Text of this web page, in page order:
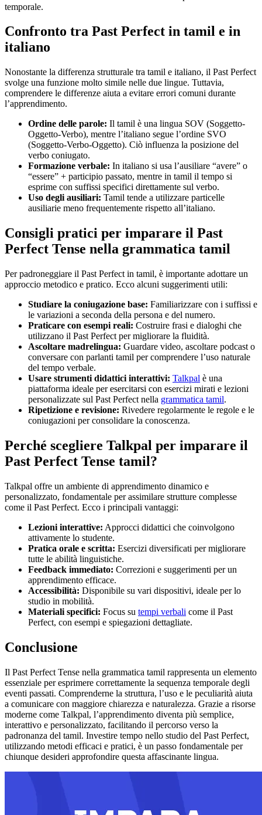
temporale.
Confronto tra Past Perfect in tamil e in
italiano
Nonostante la differenza strutturale tra tamil e italiano, il Past Perfect
svolge una funzione molto simile nelle due lingue. Tuttavia,
comprendere le differenze aiuta a evitare errori comuni durante
l’apprendimento.
Ordine delle parole: Il tamil è una lingua SOV (Soggetto-
Oggetto-Verbo), mentre l’italiano segue l’ordine SVO
(Soggetto-Verbo-Oggetto). Ciò influenza la posizione del
verbo coniugato.
Formazione verbale: In italiano si usa l’ausiliare “avere” o
“essere” + participio passato, mentre in tamil il tempo si
esprime con suffissi specifici direttamente sul verbo.
Uso degli ausiliari: Tamil tende a utilizzare particelle
ausiliarie meno frequentemente rispetto all’italiano.
Consigli pratici per imparare il Past
Perfect Tense nella grammatica tamil
Per padroneggiare il Past Perfect in tamil, è importante adottare un
approccio metodico e pratico. Ecco alcuni suggerimenti utili:
Studiare la coniugazione base: Familiarizzare con i suffissi e
le variazioni a seconda della persona e del numero.
Praticare con esempi reali: Costruire frasi e dialoghi che
utilizzano il Past Perfect per migliorare la fluidità.
Ascoltare madrelingua: Guardare video, ascoltare podcast o
conversare con parlanti tamil per comprendere l’uso naturale
del tempo verbale.
Usare strumenti didattici interattivi: Talkpal è una
piattaforma ideale per esercitarsi con esercizi mirati e lezioni
personalizzate sul Past Perfect nella grammatica tamil.
Ripetizione e revisione: Rivedere regolarmente le regole e le
coniugazioni per consolidare la conoscenza.
Perché scegliere Talkpal per imparare il
Past Perfect Tense tamil?
Talkpal offre un ambiente di apprendimento dinamico e
personalizzato, fondamentale per assimilare strutture complesse
come il Past Perfect. Ecco i principali vantaggi:
Lezioni interattive: Approcci didattici che coinvolgono
attivamente lo studente.
Pratica orale e scritta: Esercizi diversificati per migliorare
tutte le abilità linguistiche.
Feedback immediato: Correzioni e suggerimenti per un
apprendimento efficace.
Accessibilità: Disponibile su vari dispositivi, ideale per lo
studio in mobilità.
Materiali specifici: Focus su tempi verbali come il Past
Perfect, con esempi e spiegazioni dettagliate.
Conclusione
Il Past Perfect Tense nella grammatica tamil rappresenta un elemento
essenziale per esprimere correttamente la sequenza temporale degli
eventi passati. Comprenderne la struttura, l’uso e le peculiarità aiuta
a comunicare con maggiore chiarezza e naturalezza. Grazie a risorse
moderne come Talkpal, l’apprendimento diventa più semplice,
interattivo e personalizzato, facilitando il percorso verso la
padronanza del tamil. Investire tempo nello studio del Past Perfect,
utilizzando metodi efficaci e pratici, è un passo fondamentale per
chiunque desideri approfondire questa affascinante lingua.